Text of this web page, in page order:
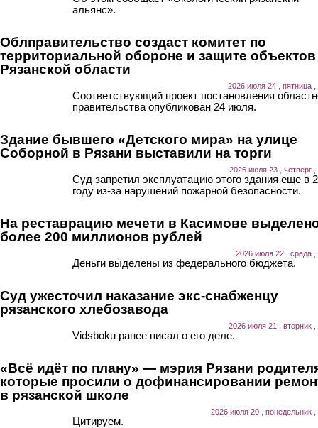
альянс».
Облправительство создаст комитет по
территориальной обороне и защите объектов
Рязанской области
2026 июля 24 , пятница ,
Соответствующий проект постановления
правительства опубликован 24 июля.
Здание бывшего «Детского мира» на улице
Соборной в Рязани выставили на торги
2026 июля 23 , четверг ,
Суд запретил эксплуатацию этого здания еще в
году из-за нарушений пожарной безопасности.
На реставрацию мечети в Касимове
более 200 миллионов рублей
2026 июля 22 , среда ,
Деньги выделены из федерального бюджета.
Суд ужесточил наказание экс-снабженцу
рязанского хлебозавода
2026 июля 21 , вторник ,
Vidsboku ранее писал о его деле.
«Всё идёт по плану» — мэрия Рязани
которые просили о дофинансировании
в рязанской школе
2026 июля 20 , понедельник ,
Цитируем.